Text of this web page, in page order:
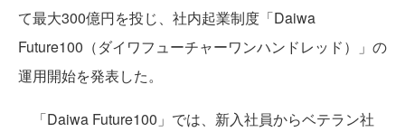
て最大300億円を投じ、社内起業制度「Daiwa
Future100（ダイワフューチャーワンハンドレッド）」の
運用開始を発表した。
「Daiwa Future100」では、新入社員からベテラン社